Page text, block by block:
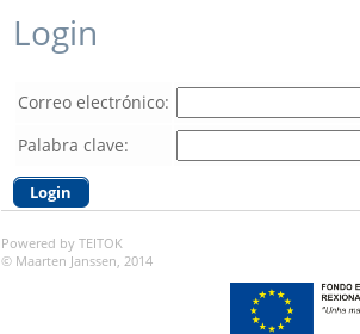
Login
Correo electrónico:
Palabra clave:
Powered by TEITOK
© Maarten Janssen, 2014